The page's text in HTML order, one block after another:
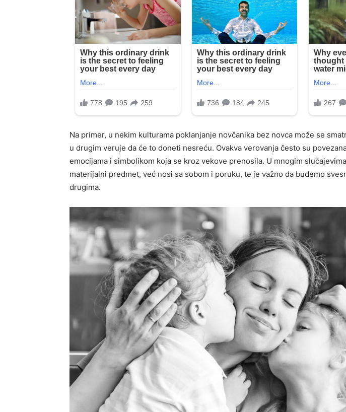
Na primer, u nekim kulturama poklanjanje novčanika bez novca može se
u drugim veruje da će to doneti nesreću. Ovakva verovanja često su
emocijama i simbolikom koja se kroz vekove prenosila. U mnogim
materijalni predmet, već nosi sa sobom i poruku, te je važno da budemo
drugima.